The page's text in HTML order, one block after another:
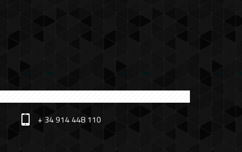
+ 34 914 448 110